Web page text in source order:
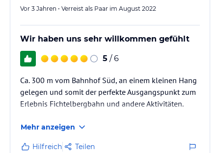
Vor 3 Jahren • Verreist als Paar im August 2022
Wir haben uns sehr willkommen gefühlt
5 / 6
Ca. 300 m vom Bahnhof Süd, an einem kleinen Hang
gelegen und somit der perfekte Ausgangspunkt zum
Erlebnis Fichtelbergbahn und andere Aktivitäten.
Mehr anzeigen
Hilfreich Teilen